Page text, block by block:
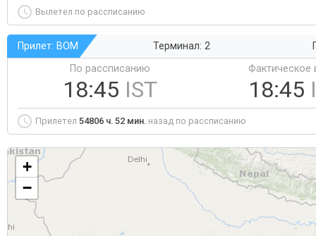
Вылетел по рассписанию
Прилет: BOM Терминал: 2
По рассписанию
18:45 IST
Фактическое
18:45
Прилетел 54806 ч. 52 мин. назад по рассписанию
+
−